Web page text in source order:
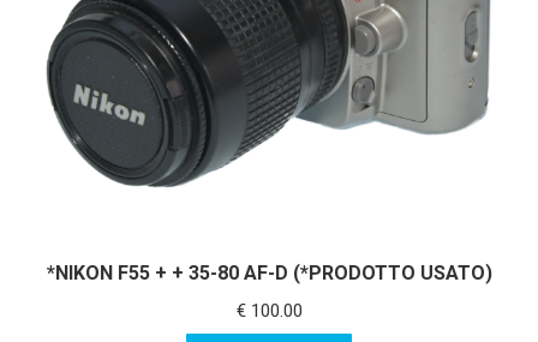
*NIKON F55 + + 35-80 AF-D (*PRODOTTO USATO)
€100.00